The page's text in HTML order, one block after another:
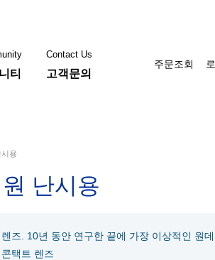
티
Contact Us
고객문의
주문조회
아큐브
용
난시용
즈. 10년 동안 연구한 끝에 가장 이상적인 원
택트 렌즈